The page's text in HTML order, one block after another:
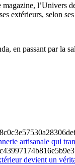
l’Univers
extérieurs, selon
en passant par la
artisanale qui
devient un